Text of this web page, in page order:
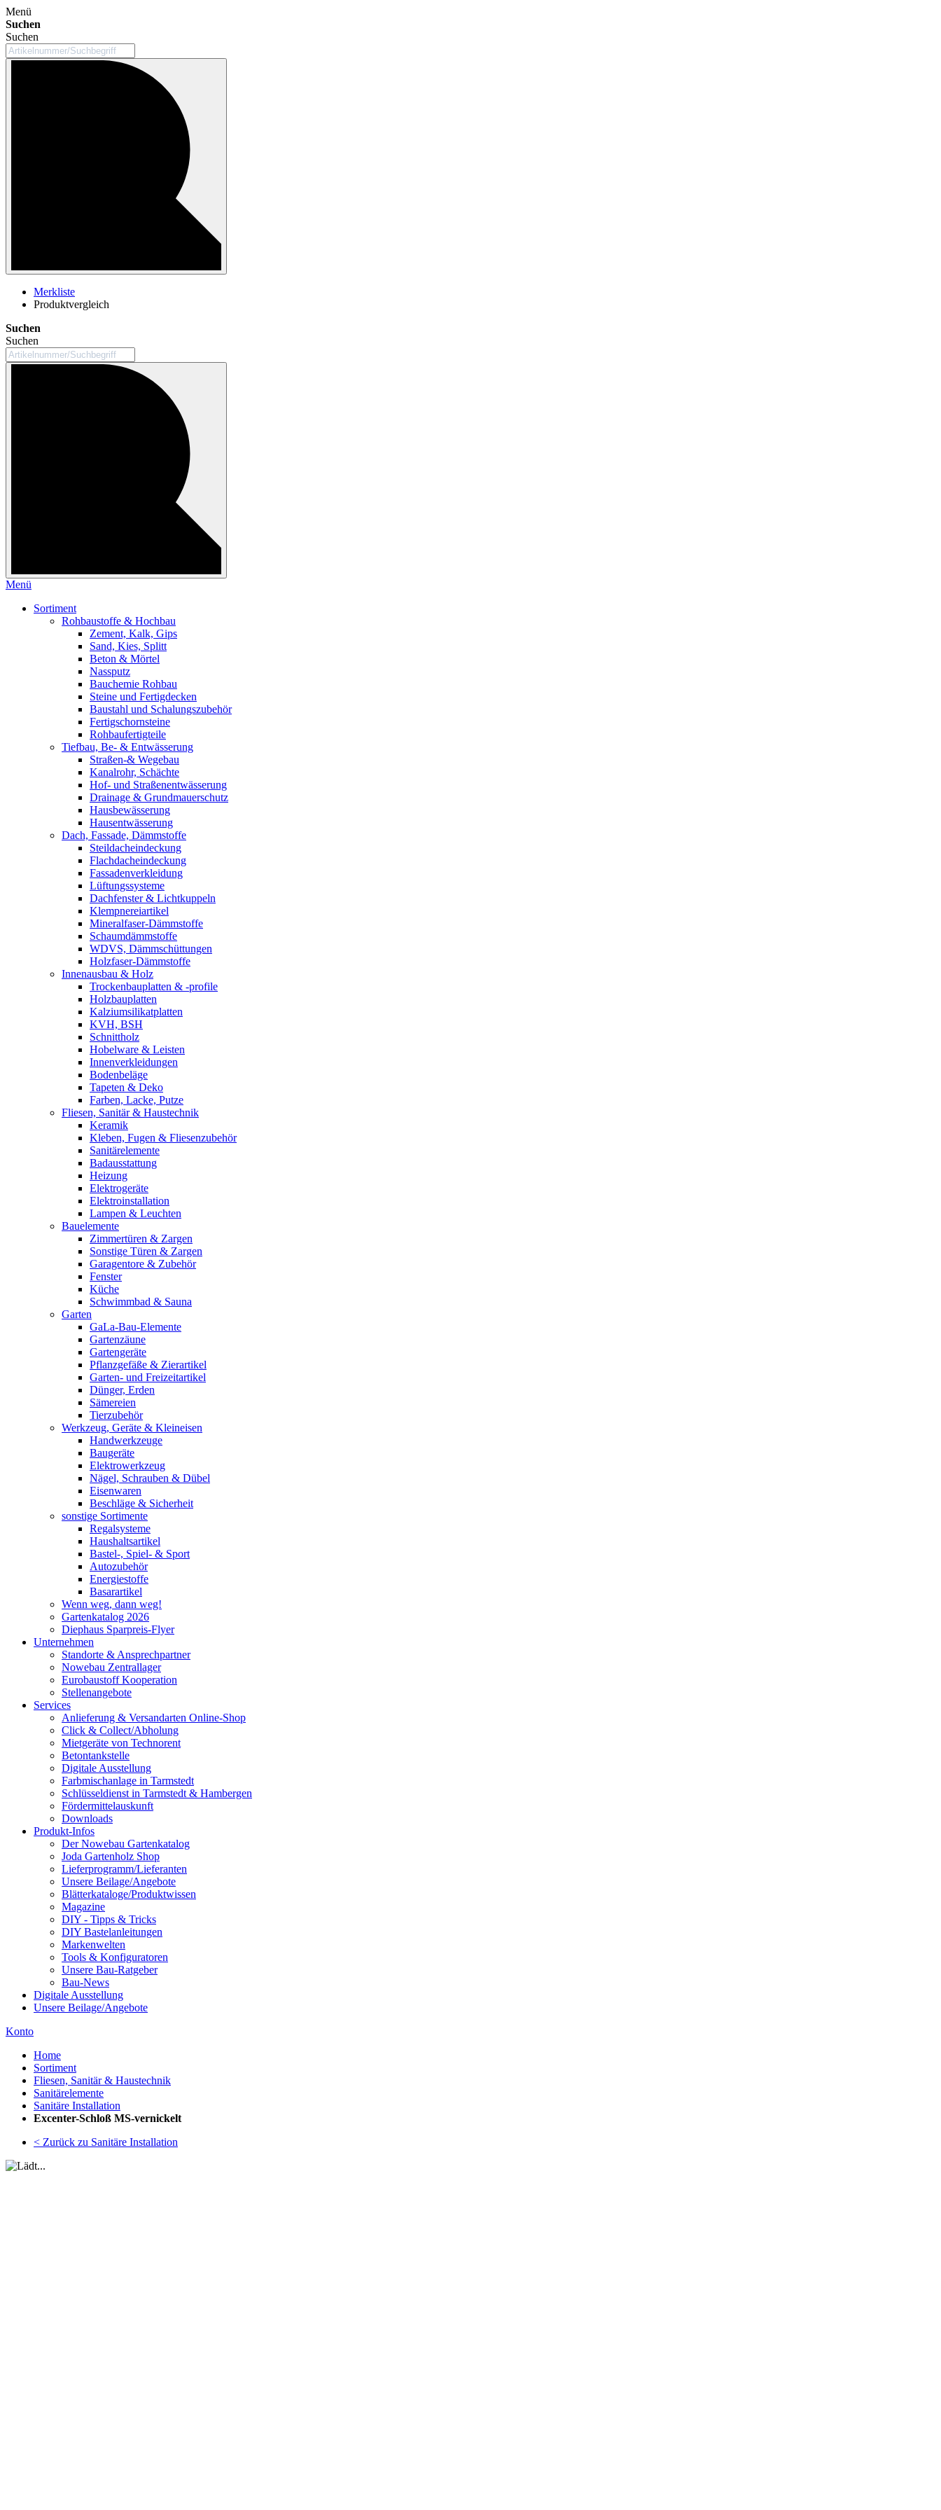
Menü
Suchen
Suchen
Merkliste
Produktvergleich
Suchen
Suchen
Menü
Sortiment
Rohbaustoffe & Hochbau
Zement, Kalk, Gips
Sand, Kies, Splitt
Beton & Mörtel
Nassputz
Bauchemie Rohbau
Steine und Fertigdecken
Baustahl und Schalungszubehör
Fertigschornsteine
Rohbaufertigteile
Tiefbau, Be- & Entwässerung
Straßen-& Wegebau
Kanalrohr, Schächte
Hof- und Straßenentwässerung
Drainage & Grundmauerschutz
Hausbewässerung
Hausentwässerung
Dach, Fassade, Dämmstoffe
Steildacheindeckung
Flachdacheindeckung
Fassadenverkleidung
Lüftungssysteme
Dachfenster & Lichtkuppeln
Klempnereiartikel
Mineralfaser-Dämmstoffe
Schaumdämmstoffe
WDVS, Dämmschüttungen
Holzfaser-Dämmstoffe
Innenausbau & Holz
Trockenbauplatten & -profile
Holzbauplatten
Kalziumsilikatplatten
KVH, BSH
Schnittholz
Hobelware & Leisten
Innenverkleidungen
Bodenbeläge
Tapeten & Deko
Farben, Lacke, Putze
Fliesen, Sanitär & Haustechnik
Keramik
Kleben, Fugen & Fliesenzubehör
Sanitärelemente
Badausstattung
Heizung
Elektrogeräte
Elektroinstallation
Lampen & Leuchten
Bauelemente
Zimmertüren & Zargen
Sonstige Türen & Zargen
Garagentore & Zubehör
Fenster
Küche
Schwimmbad & Sauna
Garten
GaLa-Bau-Elemente
Gartenzäune
Gartengeräte
Pflanzgefäße & Zierartikel
Garten- und Freizeitartikel
Dünger, Erden
Sämereien
Tierzubehör
Werkzeug, Geräte & Kleineisen
Handwerkzeuge
Baugeräte
Elektrowerkzeug
Nägel, Schrauben & Dübel
Eisenwaren
Beschläge & Sicherheit
sonstige Sortimente
Regalsysteme
Haushaltsartikel
Bastel-, Spiel- & Sport
Autozubehör
Energiestoffe
Basarartikel
Wenn weg, dann weg!
Gartenkatalog 2026
Diephaus Sparpreis-Flyer
Unternehmen
Standorte & Ansprechpartner
Nowebau Zentrallager
Eurobaustoff Kooperation
Stellenangebote
Services
Anlieferung & Versandarten Online-Shop
Click & Collect/Abholung
Mietgeräte von Technorent
Betontankstelle
Digitale Ausstellung
Farbmischanlage in Tarmstedt
Schlüsseldienst in Tarmstedt & Hambergen
Fördermittelauskunft
Downloads
Produkt-Infos
Der Nowebau Gartenkatalog
Joda Gartenholz Shop
Lieferprogramm/Lieferanten
Unsere Beilage/Angebote
Blätterkataloge/Produktwissen
Magazine
DIY - Tipps & Tricks
DIY Bastelanleitungen
Markenwelten
Tools & Konfiguratoren
Unsere Bau-Ratgeber
Bau-News
Digitale Ausstellung
Unsere Beilage/Angebote
Konto
Home
Sortiment
Fliesen, Sanitär & Haustechnik
Sanitärelemente
Sanitäre Installation
Excenter-Schloß MS-vernickelt
< Zurück zu Sanitäre Installation